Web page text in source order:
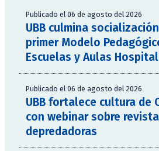
Publicado el 06 de agosto del 2026
UBB culmina
primer Modelo
Escuelas y Aulas
Publicado el 06 de agosto del 2026
UBB fortalece cultura de
con webinar sobre
depredadoras